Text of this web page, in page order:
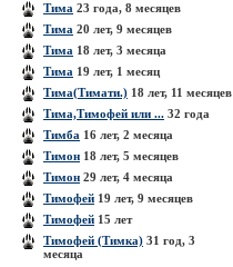
Тима 23 года, 8 месяцев
Тима 20 лет, 9 месяцев
Тима 18 лет, 3 месяца
Тима 19 лет, 1 месяц
Тима(Тимати.) 18 лет, 11 месяцев
Тима,Тимофей или ... 32 года
Тимба 16 лет, 2 месяца
Тимон 18 лет, 5 месяцев
Тимон 29 лет, 4 месяца
Тимофей 19 лет, 9 месяцев
Тимофей 15 лет
Тимофей (Тимка) 31 год, 3
месяца